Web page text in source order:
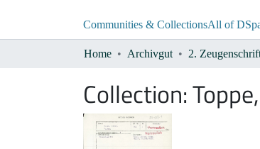
Communities & CollectionsAll of
Home Archivgut 2.
Collection: